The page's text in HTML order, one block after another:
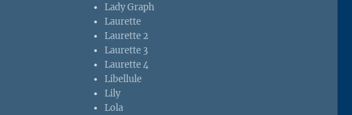
Lady Graph
Laurette
Laurette 2
Laurette 3
Laurette 4
Libellule
Lily
Lola